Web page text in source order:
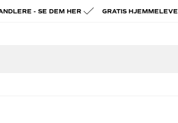
- SE DEM HER GRATIS